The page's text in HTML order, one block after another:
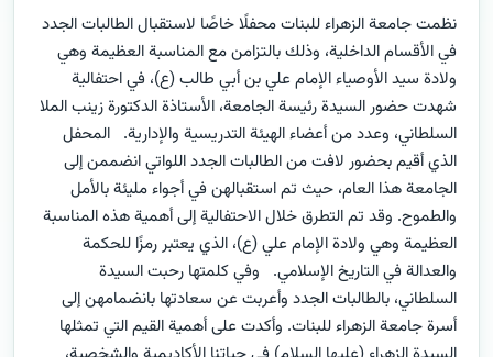
نظمت جامعة الزهراء للبنات محفلًا خاصًا لاستقبال الطالبات الجدد
في الأقسام الداخلية، وذلك بالتزامن مع المناسبة العظيمة وهي
ولادة سيد الأوصياء الإمام علي بن أبي طالب (ع)، في احتفالية
شهدت حضور السيدة رئيسة الجامعة، الأستاذة الدكتورة زينب الملا
السلطاني، وعدد من أعضاء الهيئة التدريسية والإدارية. المحفل
الذي أقيم بحضور لافت من الطالبات الجدد اللواتي انضممن إلى
الجامعة هذا العام، حيث تم استقبالهن في أجواء مليئة بالأمل
والطموح. وقد تم التطرق خلال الاحتفالية إلى أهمية هذه المناسبة
العظيمة وهي ولادة الإمام علي (ع)، الذي يعتبر رمزًا للحكمة
والعدالة في التاريخ الإسلامي. وفي كلمتها رحبت السيدة
السلطاني، بالطالبات الجدد وأعربت عن سعادتها بانضمامهن إلى
أسرة جامعة الزهراء للبنات. وأكدت على أهمية القيم التي تمثلها